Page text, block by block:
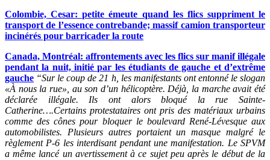
Colombie, Cesar: petite émeute quand les flics suppriment le
transport de l’essence contrebande; massif camion transporteur
incinérés pour barricader la route
Canada, Montréal: affrontements avec les flics sur manif illégale
pendant la nuit, initié par les étudiants de gauche et d’extrême
gauche “Sur le coup de 21 h, les manifestants ont entonné le slogan
«À nous la rue», au son d’un hélicoptère. Déjà, la marche avait été
déclarée illégale. Ils ont alors bloqué la rue Sainte-
Catherine….Certains protestataires ont pris des matériaux urbains
comme des cônes pour bloquer le boulevard René-Lévesque aux
automobilistes. Plusieurs autres portaient un masque malgré le
règlement P-6 les interdisant pendant une manifestation. Le SPVM
a même lancé un avertissement à ce sujet peu après le début de la